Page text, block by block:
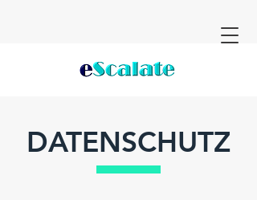
DATENSCHUTZ